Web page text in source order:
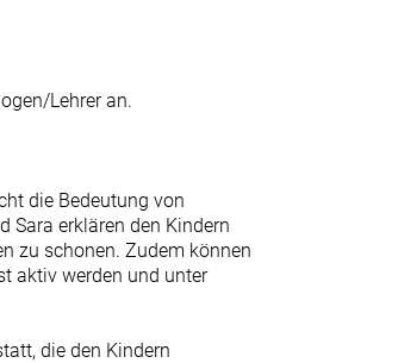
Lehrer an.
die Bedeutung von
Sara erklären den Kindern
zu schonen. Zudem können
aktiv werden und unter
die den Kindern